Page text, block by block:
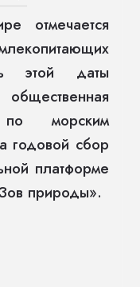
отмечается
этой даты
по морским
годовой сбор
платформе
природы».